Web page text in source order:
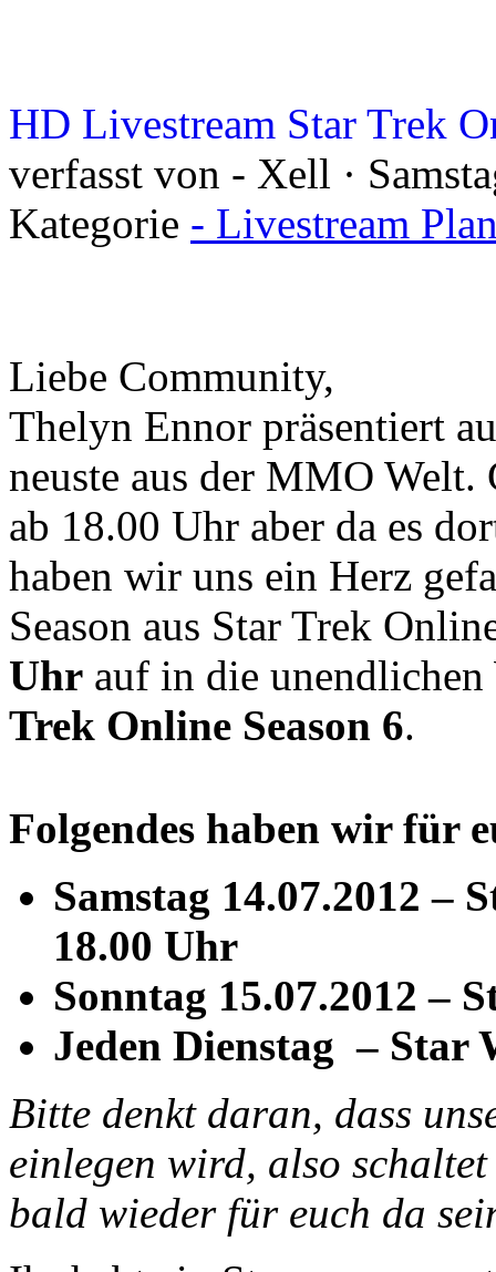
HD Livestream Star Trek
verfasst von - Xell ·
Kategorie - Livestream
Liebe Community,
Thelyn Ennor präsentiert
neuste aus der MMO Welt.
ab 18.00 Uhr aber da es
haben wir uns ein Herz
Season aus Star Trek
Uhr auf in die
Trek Online Season 6.
Folgendes haben wir für
Samstag 14.07.2012 –
18.00 Uhr
Sonntag 15.07.2012 –
Jeden Dienstag – Star
Bitte denkt daran, dass
einlegen wird, also
bald wieder für euch da